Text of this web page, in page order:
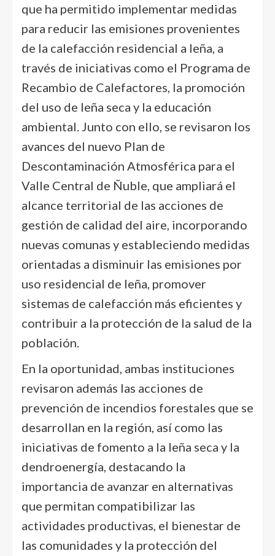
que ha permitido implementar medidas
para reducir las emisiones provenientes
de la calefacción residencial a leña, a
través de iniciativas como el Programa de
Recambio de Calefactores, la promoción
del uso de leña seca y la educación
ambiental. Junto con ello, se revisaron los
avances del nuevo Plan de
Descontaminación Atmosférica para el
Valle Central de Ñuble, que ampliará el
alcance territorial de las acciones de
gestión de calidad del aire, incorporando
nuevas comunas y estableciendo medidas
orientadas a disminuir las emisiones por
uso residencial de leña, promover
sistemas de calefacción más eficientes y
contribuir a la protección de la salud de la
población.
En la oportunidad, ambas instituciones
revisaron además las acciones de
prevención de incendios forestales que se
desarrollan en la región, así como las
iniciativas de fomento a la leña seca y la
dendroenergía, destacando la
importancia de avanzar en alternativas
que permitan compatibilizar las
actividades productivas, el bienestar de
las comunidades y la protección del